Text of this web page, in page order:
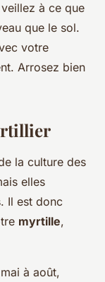
à ce que
que le sol.
votre
Arrosez bien
la culture des
elles
Il est donc
myrtille,
à août,